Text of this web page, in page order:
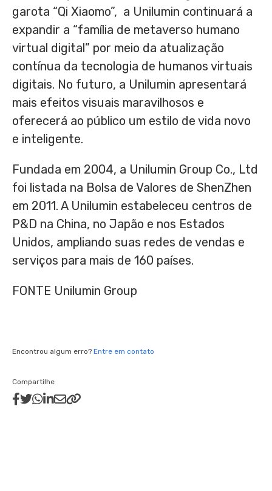
garota “Qi Xiaomo”, a Unilumin continuará a
expandir a “família de metaverso humano
virtual digital” por meio da atualização
contínua da tecnologia de humanos virtuais
digitais. No futuro, a Unilumin apresentará
mais efeitos visuais maravilhosos e
oferecerá ao público um estilo de vida novo
e inteligente.
Fundada em 2004, a Unilumin Group Co., Ltd
foi listada na Bolsa de Valores de ShenZhen
em 2011. A Unilumin estabeleceu centros de
P&D na China, no Japão e nos Estados
Unidos, ampliando suas redes de vendas e
serviços para mais de 160 países.
FONTE Unilumin Group
Encontrou algum erro? Entre em contato
Compartilhe